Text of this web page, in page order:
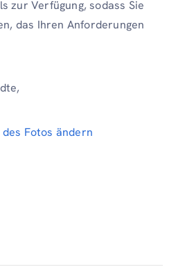
zur Verfügung, sodass Sie
das Ihren Anforderungen
Fotos ändern